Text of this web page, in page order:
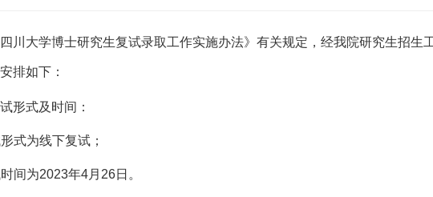
大学博士研究生复试录取工作实施办法》有关规定，经我院研究生招生
排如下：
式及时间：
为线下复试；
为2023年4月26日。